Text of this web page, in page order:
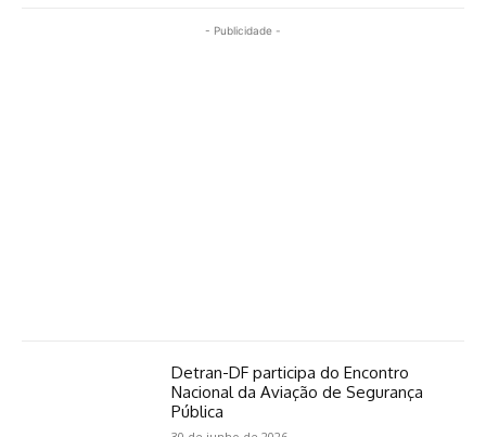
- Publicidade -
Detran-DF participa do Encontro
Nacional da Aviação de Segurança
Pública